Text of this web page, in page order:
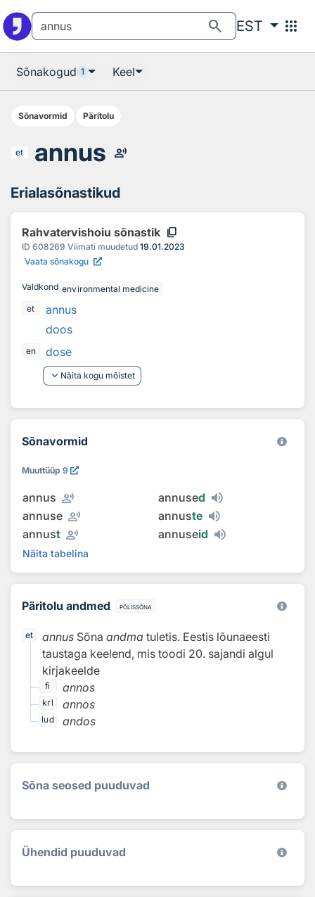
search EST apps
Sõnakogud 1 Keel
Sõnavormid Päritolu
et annus record_voice_over
Erialasõnastikud
Rahvatervishoiu sõnastik content_copy
ID 608269 Viimati muudetud 19.01.2023
Vaata sõnakogu
Valdkond environmental medicine
et
annus
doos
en
dose
keyboard_arrow_down Näita kogu mõistet
Sõnavormid
Muuttüüp 9
annus record_voice_over annused
annuse record_voice_over annuste
annust record_voice_over annuseid
Näita tabelina
Päritolu andmed põlissõna
et annus Sõnaandma tuletis. Eestis lõunaeesti
taustaga keelend, mis toodi 20. sajandi algul
kirjakeelde
fi annos
krl annos
lud andos
Sõna seosed puuduvad
Ühendid puuduvad